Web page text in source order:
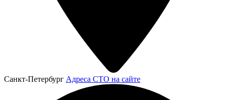
Санкт-Петербург Адреса СТО на сайте